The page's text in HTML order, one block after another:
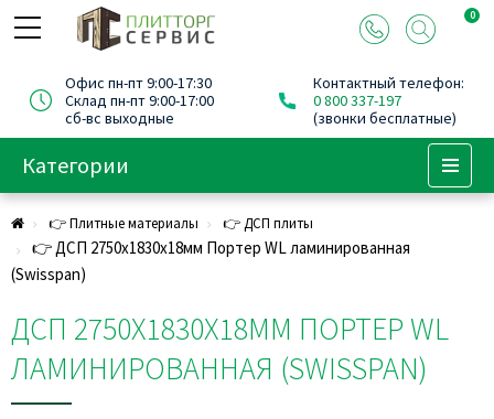
0
Офис пн-пт 9:00-17:30
Склад пн-пт 9:00-17:00
сб-вс выходные
Контактный телефон:
0 800 337-197
(звонки бесплатные)
Категории
👉 Плитные материалы 👉 ДСП плиты
👉 ДСП 2750х1830х18мм Портер WL ламинированная
(Swisspan)
ДСП 2750Х1830Х18ММ ПОРТЕР WL
ЛАМИНИРОВАННАЯ (SWISSPAN)